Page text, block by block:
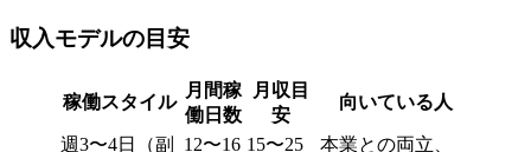
収入モデルの目安
稼働スタイル
月間稼
働日数
月収目
安
向いている人
週3〜4日（副
12〜16 15〜25
本業との両立、